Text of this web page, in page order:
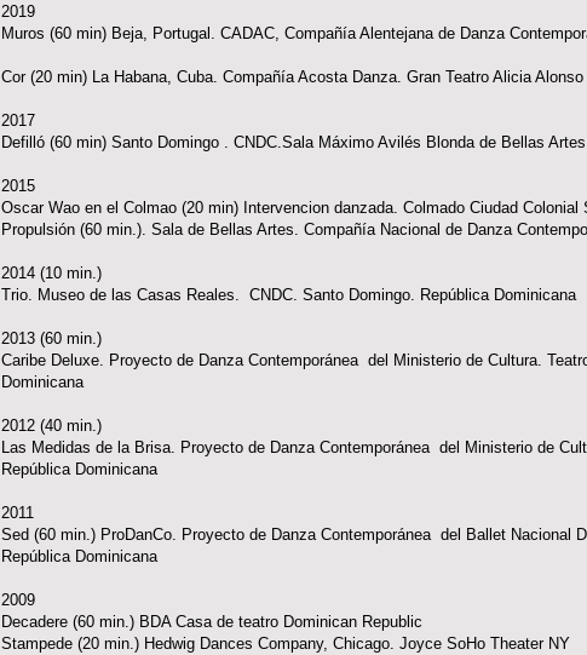
2019
Muros (60 min) Beja, Portugal. CADAC, Compañía Alentejana de Danza
Cor (20 min) La Habana, Cuba. Compañía Acosta Danza. Gran Teatro Alicia Alonso
2017
Defilló (60 min) Santo Domingo . CNDC.Sala Máximo Avilés Blonda de Bellas
2015
Oscar Wao en el Colmao (20 min) Intervencion danzada. Colmado Ciudad
Propulsión (60 min.). Sala de Bellas Artes. Compañía Nacional de Danza
2014 (10 min.)
Trio. Museo de las Casas Reales. CNDC. Santo Domingo. República Dominicana
2013 (60 min.)
Caribe Deluxe. Proyecto de Danza Contemporánea del Ministerio de Cultura.
Dominicana
2012 (40 min.)
Las Medidas de la Brisa. Proyecto de Danza Contemporánea del Ministerio de
República Dominicana
2011
Sed (60 min.) ProDanCo. Proyecto de Danza Contemporánea del Ballet Nacional
República Dominicana
2009
Decadere (60 min.) BDA Casa de teatro Dominican Republic
Stampede (20 min.) Hedwig Dances Company, Chicago. Joyce SoHo Theater NY